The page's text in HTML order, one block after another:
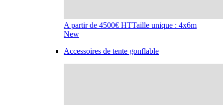
A partir de 4500€ HTTaille unique : 4x6m
New
Accessoires de tente gonflable